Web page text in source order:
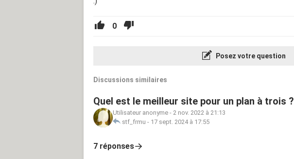
0
Posez votre question
Discussions similaires
Quel est le meilleur site pour un plan à trois ?
Utilisateur anonyme - 2 nov. 2022 à 21:13
stf_frmu - 17 sept. 2024 à 17:55
7 réponses